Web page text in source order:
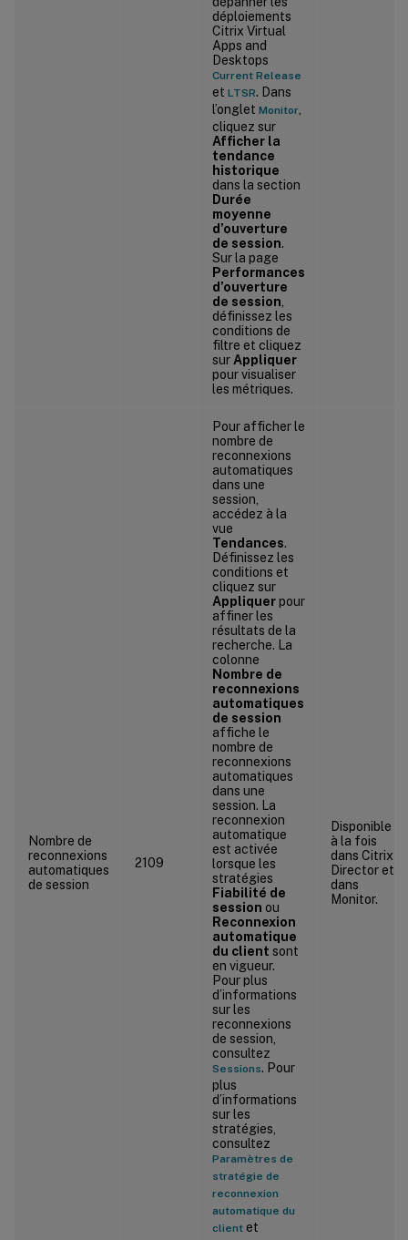
déploiements
Citrix Virtual
Apps and
Desktops
Current Release
et LTSR. Dans
l’onglet Monitor
cliquez sur
Afficher la
tendance
historique
dans la section
Durée
moyenne
d’ouverture
de session.
Sur la page
Performances
d’ouverture
de session
définissez les
conditions de
filtre et cliquez
sur Appliquer
pour visualiser
les métriques.
Nombre de
reconnexions
automatiques
de session
2109
Pour afficher le
nombre de
reconnexions
automatiques
dans une
session,
accédez à la
vue
Tendances.
Définissez les
conditions et
cliquez sur
Appliquerpour
affiner les
résultats de la
recherche. La
colonne
Nombre de
reconnexions
automatiques
de session
affiche le
nombre de
reconnexions
automatiques
dans une
session. La
reconnexion
automatique
est activée
lorsque les
stratégies
Fiabilité de
session ou
Reconnexion
automatique
du client sont
en vigueur.
Pour plus
d’informations
sur les
reconnexions
de session,
consultez
Sessions. Pour
plus
d’informations
sur les
stratégies,
consultez
Paramètres de
stratégie de
reconnexion
automatique du
client et
Disponible
à la fois
dans Citrix
Director et
dans
Monitor.